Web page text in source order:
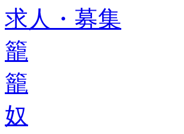
求人・募集
籠
籠
奴